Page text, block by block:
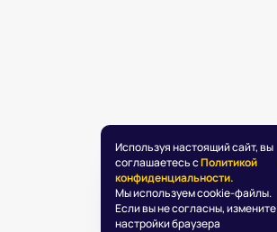
Используя настоящий сайт, вы
соглашаетесь сПолитикой
конфиденциальности.
Мы используем cookie-файлы.
Если вы не согласны, измените
настройки браузера